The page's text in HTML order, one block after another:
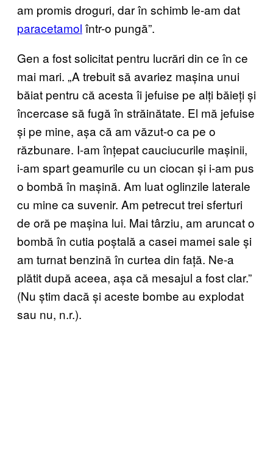
am promis droguri, dar în schimb le-am dat
paracetamol într-o pungă”.
Gen a fost solicitat pentru lucrări din ce în ce
mai mari. „A trebuit să avariez mașina unui
băiat pentru că acesta îi jefuise pe alți băieți și
încercase să fugă în străinătate. El mă jefuise
și pe mine, așa că am văzut-o ca pe o
răzbunare. I-am înțepat cauciucurile mașinii,
i-am spart geamurile cu un ciocan și i-am pus
o bombă în mașină. Am luat oglinzile laterale
cu mine ca suvenir. Am petrecut trei sferturi
de oră pe mașina lui. Mai târziu, am aruncat o
bombă în cutia poștală a casei mamei sale și
am turnat benzină în curtea din față. Ne-a
plătit după aceea, așa că mesajul a fost clar.”
(Nu știm dacă și aceste bombe au explodat
sau nu, n.r.).